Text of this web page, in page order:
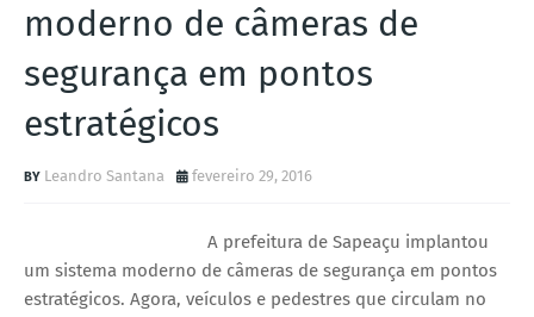
moderno de câmeras de
segurança em pontos
estratégicos
Leandro Santana fevereiro 29, 2016
A prefeitura de Sapeaçu implantou
um sistema moderno de câmeras de segurança em pontos
estratégicos. Agora, veículos e pedestres que circulam no